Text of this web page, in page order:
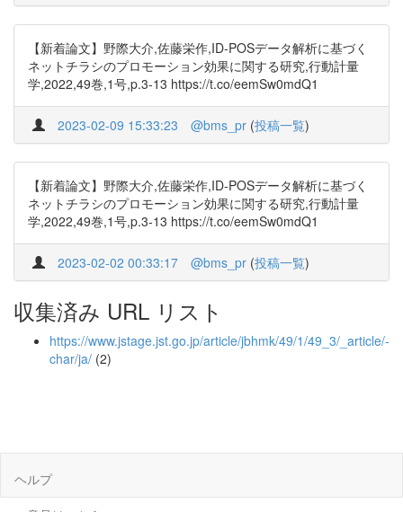
【新着論文】野際大介,佐藤栄作,ID-POSデータ解析に基づく
ネットチラシのプロモーション効果に関する研究,行動計量
学,2022,49巻,1号,p.3-13 https://t.co/eemSw0mdQ1
2023-02-09 15:33:23 @bms_pr (投稿一覧)
【新着論文】野際大介,佐藤栄作,ID-POSデータ解析に基づく
ネットチラシのプロモーション効果に関する研究,行動計量
学,2022,49巻,1号,p.3-13 https://t.co/eemSw0mdQ1
2023-02-02 00:33:17 @bms_pr (投稿一覧)
収集済み URL リスト
https://www.jstage.jst.go.jp/article/jbhmk/49/1/49_3/_article/-
char/ja/ (2)
ヘルプ